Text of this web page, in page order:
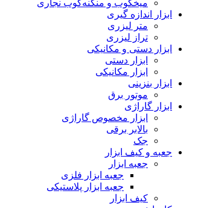
میخکوب و منگنه‌کوب نجاری
ابزار اندازه گیری
متر لیزری
تراز لیزری
ابزار دستی و مکانیکی
ابزار دستی
ابزار مکانیکی
ابزار بنزینی
موتور برق
ابزار گاراژی
ابزار مخصوص گاراژی
بالابر برقی
جک
جعبه و کیف ابزار
جعبه ابزار
جعبه ابزار فلزی
جعبه ابزار پلاستیکی
کیف ابزار